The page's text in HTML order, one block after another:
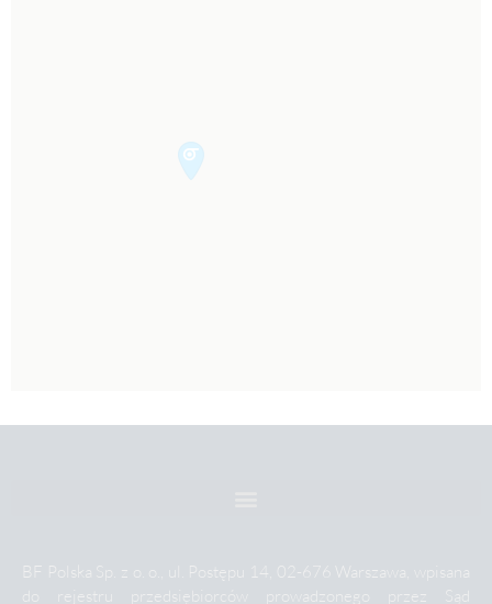
BF Polska Sp. z o. o., ul. Postępu 14, 02-676 Warszawa, wpisana
do rejestru przedsiębiorców prowadzonego przez Sąd